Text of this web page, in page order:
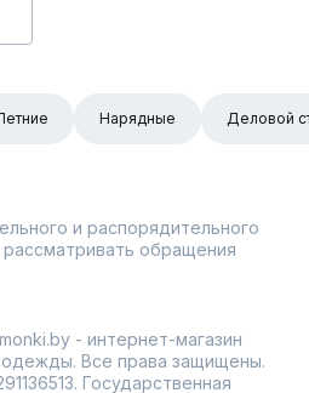
Нарядные Деловой
и распорядительного
обращения
- интернет-магазин
Все права защищены.
Государственная